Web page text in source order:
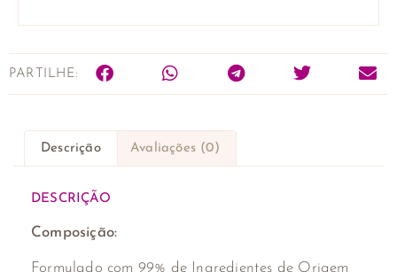
PARTILHE:
Descrição Avaliações (0)
DESCRIÇÃO
Composição:
Formulado com 99% de Ingredientes de Origem